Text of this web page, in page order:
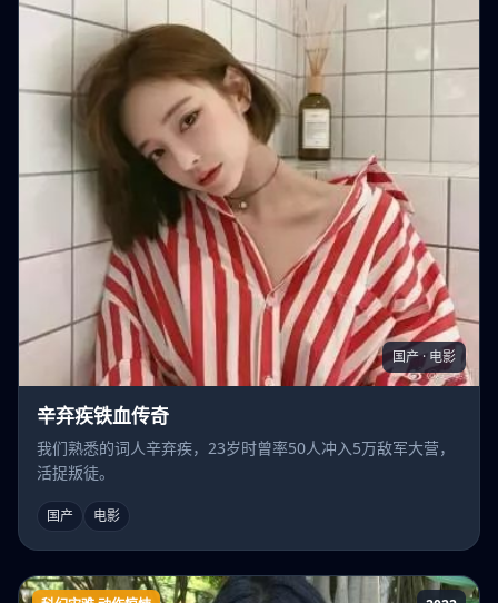
国产 · 电影
辛弃疾铁血传奇
我们熟悉的词人辛弃疾，23岁时曾率50人冲入5万敌军大营，
活捉叛徒。
国产 电影